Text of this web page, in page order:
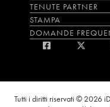
TENUTE PARTNER
STAMPA
DOMANDE
Tutti i diritti riservati © 2026